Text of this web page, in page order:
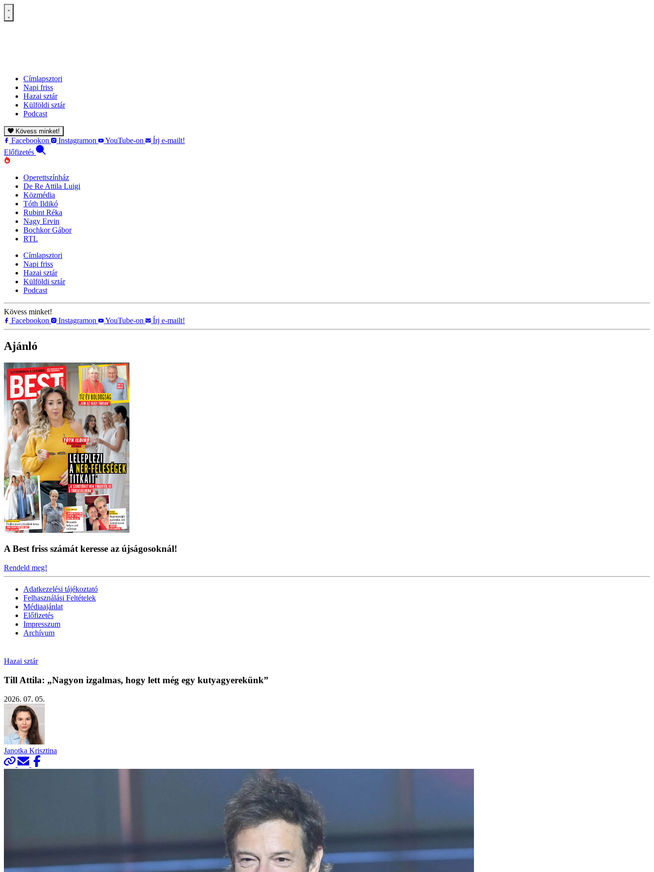
Címlapsztori
Napi friss
Hazai sztár
Külföldi sztár
Podcast
Kövess minket!
Facebookon Instagramon YouTube-on
Írj e-mailt!
Előfizetés
Operettszínház
De Re Attila Luigi
Közmédia
Tóth Ildikó
Rubint Réka
Nagy Ervin
Bochkor Gábor
RTL
Címlapsztori
Napi friss
Hazai sztár
Külföldi sztár
Podcast
Kövess minket!
Facebookon
Instagramon YouTube-on Írj e-mailt!
Ajánló
A Best friss számát keresse az újságosoknál!
Rendeld meg!
Adatkezelési tájékoztató
Felhasználási Feltételek
Médiaajánlat
Előfizetés
Impresszum
Archívum
Hazai sztár
Till Attila: „Nagyon izgalmas, hogy lett még egy kutyagyerekünk”
2026. 07. 05.
Janotka Krisztina